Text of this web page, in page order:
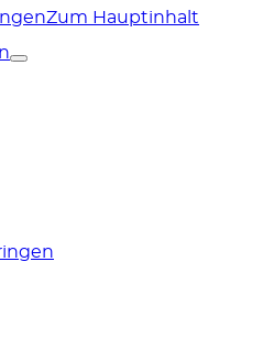
Zum Hauptinhalt